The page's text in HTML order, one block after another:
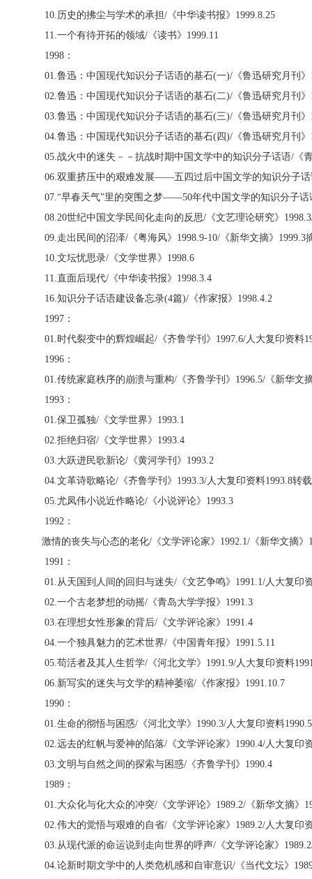
10. 历史的拂尘与学术的承担/ 《中华读书报》 1999.8.25
11. 一个有待开拓的领域/ 《读书》 1999.11
1998 ：
01. 鲁迅：中国现代知识分子话语的基石(一)/ 《鲁迅研究月刊》
02. 鲁迅：中国现代知识分子话语的基石(二)/ 《鲁迅研究月刊》
03. 鲁迅：中国现代知识分子话语的基石(三)/ 《鲁迅研究月刊》
04. 鲁迅：中国现代知识分子话语的基石(四)/ 《鲁迅研究月刊》
05. 战火中的迷失－－抗战时期中国文学中的知识分子话语/ 《
06. 双重挤压中的艰难发展——五四过后中国文学的知识分子话
07.“早春天气”里的突围之梦——50年代中国文学的知识分子话
08.20世纪中国文学民间化走向的反思/ 《文艺理论研究》
09. 走出民间的沼泽/ 《粤海风》 1998.9-10/ 《新华文摘》 1999.3
10. 文坛忧思录/ 《文学世界》 1998.6
11. 直面后现代/ 《中华读书报》 1998.3.4
16. 知识分子话语建设备忘录(4篇)/ 《作家报》 1998.4.2
1997 ：
01. 时代裂变中的辉煌崛起/ 《齐鲁学刊》 1997.6/ 人大复印资料
1996 ：
01. 传统家庭秩序的崩溃与重构/ 《齐鲁学刊》 1996.5/ 《新华文
1993 ：
01. 保卫孤独/ 《文学世界》 1993.1
02. 拒绝归宿/ 《文学世界》 1993.4
03. 大跃进民歌新论/ 《黄河学刊》 1993.2
04. 文革诗歌略论/ 《齐鲁学刊》 1993.3/ 人大复印资料1993.8转载
05. 尤凤伟小说近作略论/ 《小说评论》 1993.3
1992 ：
激情的丧失与心态的老化/ 《文学评论家》 1992.1/ 《新华文摘》
1991 ：
01. 从天国到人间的回归与迷失/ 《文艺争鸣》 1991.1/ 人大复印
02. 一个古老梦想的动摇/ 《青岛大学学报》 1991.3
03. 在理想女性形象的背后/ 《文学评论家》 1991.4
04. 一个独具魅力的艺术世界/ 《中国青年报》 1991.5.11
05. 苟活者及其人生哲学/ 《河北文学》 1991.9/ 人大复印资料
06. 新写实的迷失与文学的精神萎缩/ 《作家报》 1991.10.7
1990 ：
01. 生命的彻悟与困惑/ 《河北文学》 1990.3/ 人大复印资料1990.5
02. 远去的红帆与爱神的陷落/ 《文学评论家》 1990.4/ 人大复印
03. 文明与自然之间的探索与困惑/ 《齐鲁学刊》 1990.4
1989 ：
01. 大众化与化大众的冲突/ 《文学评论》 1989.2/ 《新华文摘》
02. 伟大的觉悟与艰难的自省/ 《文学评论家》 1989.2/ 人大复印
03. 从现代派的命运说到走向世界的呼声/ 《文学评论家》
04. 论新时期文学中的人类危机感和自审意识/ 《当代文坛》